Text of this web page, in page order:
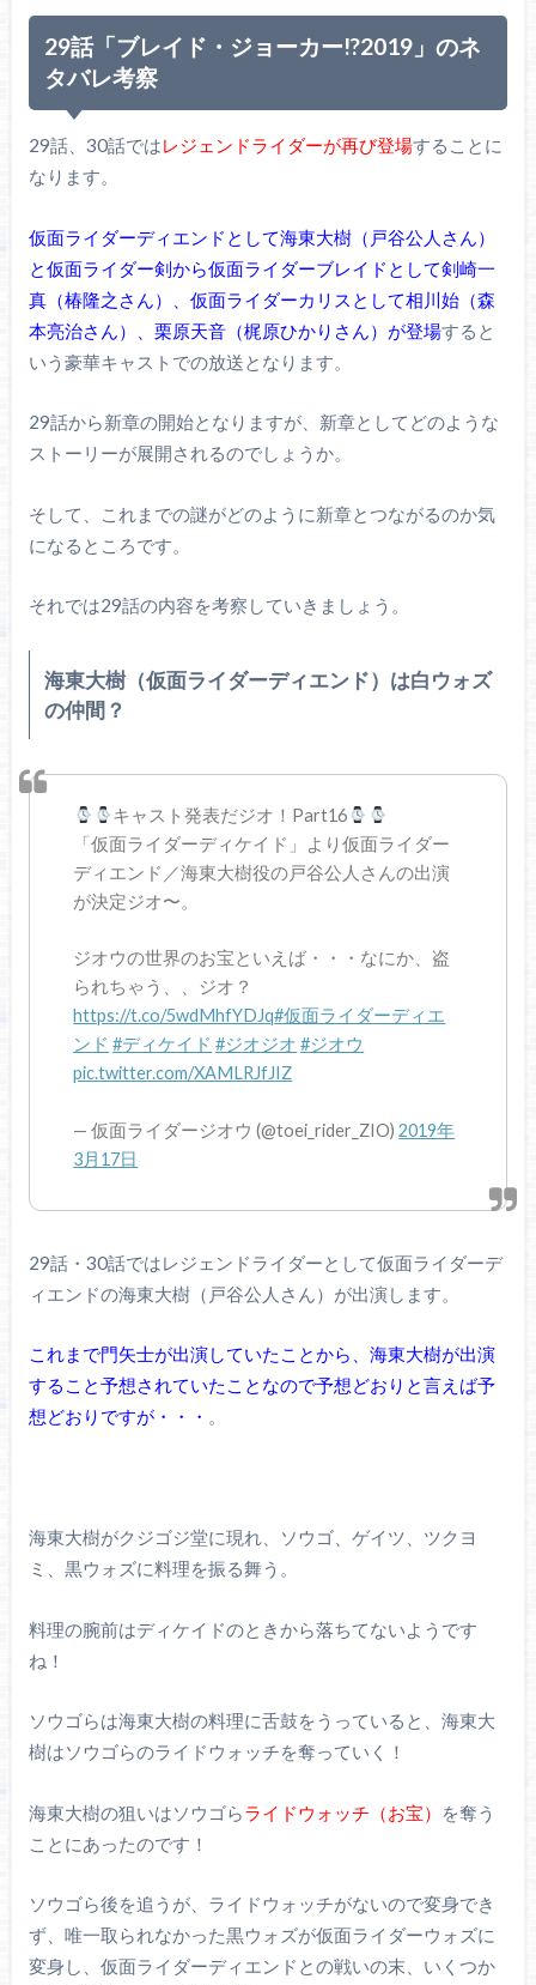
29話「ブレイド・ジョーカー!?2019」のネ
タバレ考察
29話、30話ではレジェンドライダーが再び登場することに
なります。
仮面ライダーディエンドとして海東大樹（戸谷公人さん）
と仮面ライダー剣から仮面ライダーブレイドとして剣崎一
真（椿隆之さん）、仮面ライダーカリスとして相川始（森
本亮治さん）、栗原天音（梶原ひかりさん）が登場すると
いう豪華キャストでの放送となります。
29話から新章の開始となりますが、新章としてどのような
ストーリーが展開されるのでしょうか。
そして、これまでの謎がどのように新章とつながるのか気
になるところです。
それでは29話の内容を考察していきましょう。
海東大樹（仮面ライダーディエンド）は白ウォズ
の仲間？
キャスト発表だジオ！Part16
「仮面ライダーディケイド」より仮面ライダー
ディエンド／海東大樹役の戸谷公人さんの出演
が決定ジオ〜。
ジオウの世界のお宝といえば・・・なにか、盗
られちゃう、、ジオ？
https://t.co/5wdMhfYDJq#仮面ライダーディエ
ンド #ディケイド #ジオジオ #ジオウ
pic.twitter.com/XAMLRJfJIZ
— 仮面ライダージオウ (@toei_rider_ZIO)2019年
3月17日
29話・30話ではレジェンドライダーとして仮面ライダーデ
ィエンドの海東大樹（戸谷公人さん）が出演します。
これまで門矢士が出演していたことから、海東大樹が出演
すること予想されていたことなので予想どおりと言えば予
想どおりですが・・・ 。
海東大樹がクジゴジ堂に現れ、ソウゴ、ゲイツ、ツクヨ
ミ、黒ウォズに料理を振る舞う。
料理の腕前はディケイドのときから落ちてないようです
ね！
ソウゴらは海東大樹の料理に舌鼓をうっていると、海東大
樹はソウゴらのライドウォッチを奪っていく！
海東大樹の狙いはソウゴらライドウォッチ（お宝）
を奪う
ことにあったのです！
ソウゴら後を追うが、ライドウォッチがないので変身でき
ず、唯一取られなかった黒ウォズが仮面ライダーウォズに
変身し、仮面ライダーディエンドとの戦いの末、いくつか